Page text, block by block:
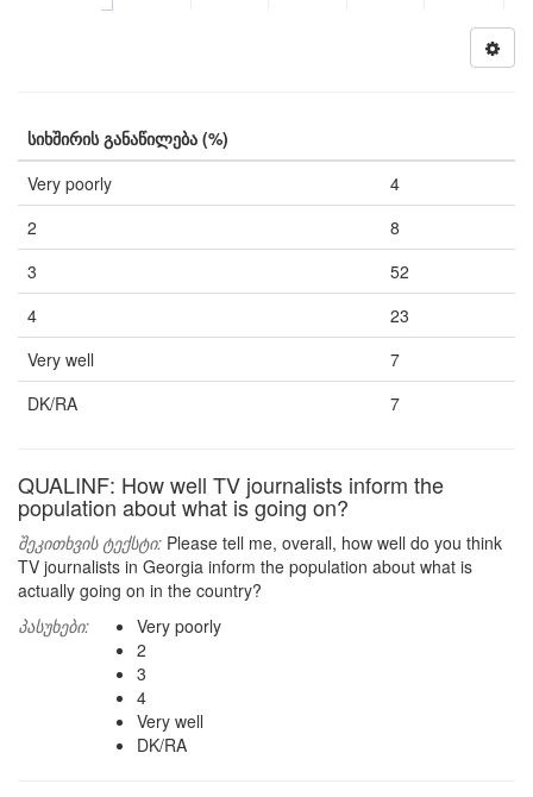
სიხშირის განაწილება (%)
Very poorly
4
2
8
3
52
4
23
Very well
7
DK/RA
7
QUALINF: How well TV journalists inform the
population about what is going on?
შეკითხვის ტექსტი: Please tell me, overall, how well do you think
TV journalists in Georgia inform the population about what is
actually going on in the country?
პასუხები:
Very poorly
2
3
4
Very well
DK/RA